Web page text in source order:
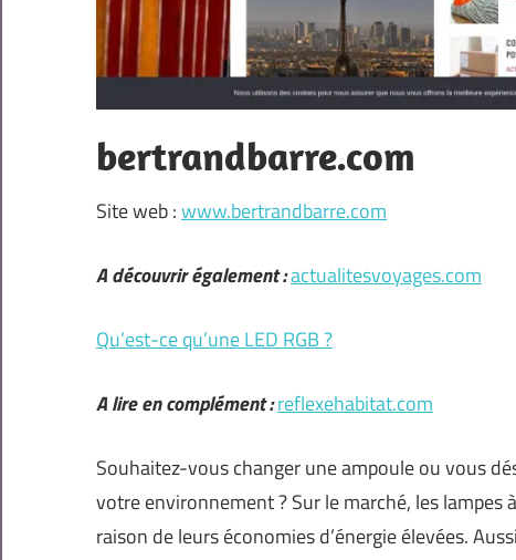
bertrandbarre.com
Site web :www.bertrandbarre.com
A découvrir également :actualitesvoyages.com
Qu’est-ce qu’une LED RGB ?
A lire en complément :reflexehabitat.com
Souhaitez-vous changer une ampoule ou vous
votre environnement ? Sur le marché, les lampes
raison de leurs économies d’énergie élevées.